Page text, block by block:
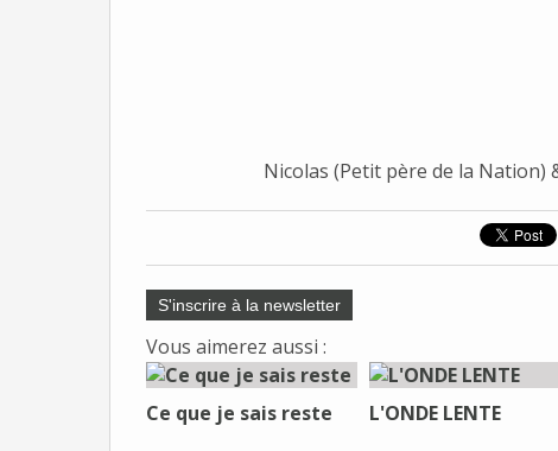
Nicolas (Petit père de la Nation)
S'inscrire à la newsletter
Vous aimerez aussi :
Ce que je sais reste
L'ONDE LENTE